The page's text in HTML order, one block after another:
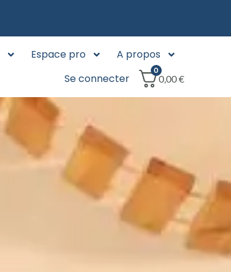
Espace pro
A propos
Se connecter
0
0,00€